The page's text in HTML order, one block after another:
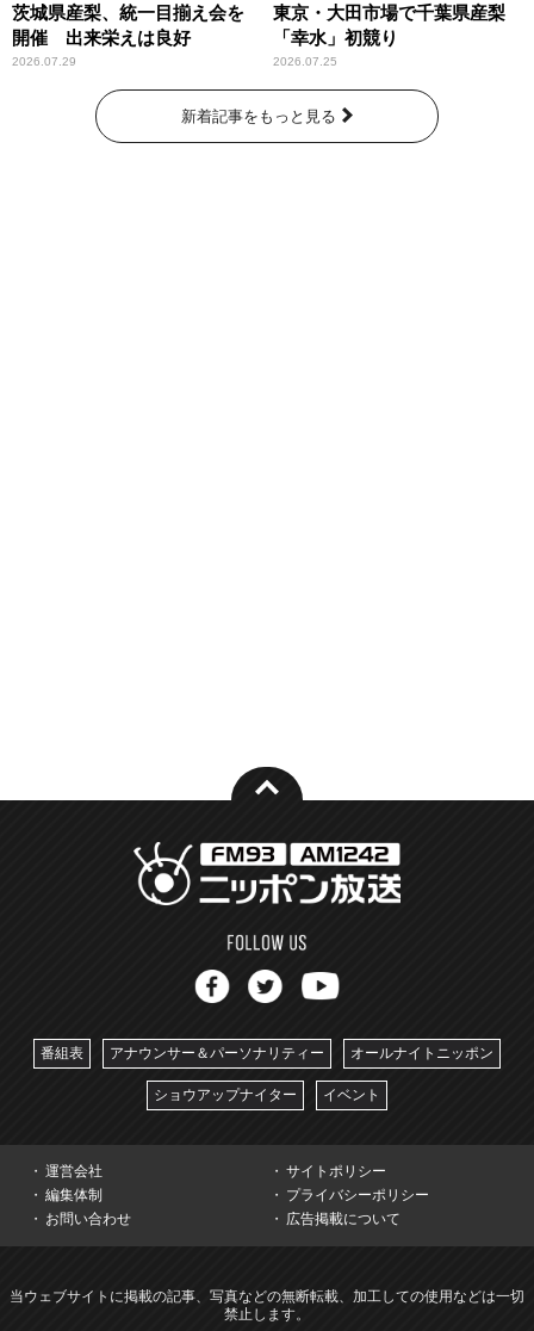
茨城県産梨、統一目揃え会を
開催 出来栄えは良好
2026.07.29
東京・大田市場で千葉県産梨
「幸水」初競り
2026.07.25
新着記事をもっと見る
番組表 アナウンサー＆パーソナリティー オールナイトニッポン
ショウアップナイター イベント
運営会社
サイトポリシー
編集体制
プライバシーポリシー
お問い合わせ
広告掲載について
当ウェブサイトに掲載の記事、写真などの無断転載、加工しての使用などは一切
禁止します。